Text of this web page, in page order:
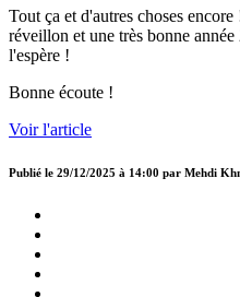
Tout ça et d'autres choses
réveillon et une très bonne
l'espère !
Bonne écoute !
Voir l'article
Publié le 29/12/2025 à 14:00 par Mehdi